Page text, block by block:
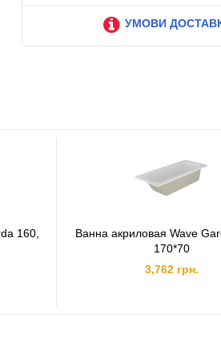
УМОВИ
160,
Ванна акриловая Wave
170*70
3,762 грн.